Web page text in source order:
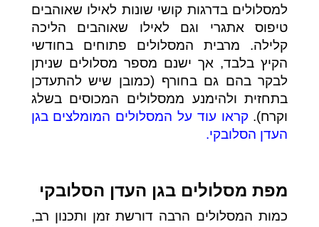
למסלולים בדרגות קושי שונות לאילו שאוהבים
טיפוס אתגרי וגם לאילו שאוהבים הליכה
קלילה. מרבית המסלולים פתוחים בחודשי
הקיץ בלבד, אך ישנם מספר מסלולים שניתן
לבקר בהם גם בחורף (כמובן שיש להתעדכן
בתחזית ולהימנע ממסלולים המכוסים בשלג
וקרח).קראו עוד על המסלולים המומלצים בגן
העדן הסלובקי.
מפת מסלולים בגן העדן הסלובקי
כמות המסלולים הרבה דורשת זמן ותכנון רב,